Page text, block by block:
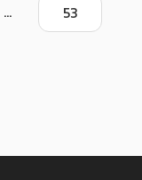
...
53